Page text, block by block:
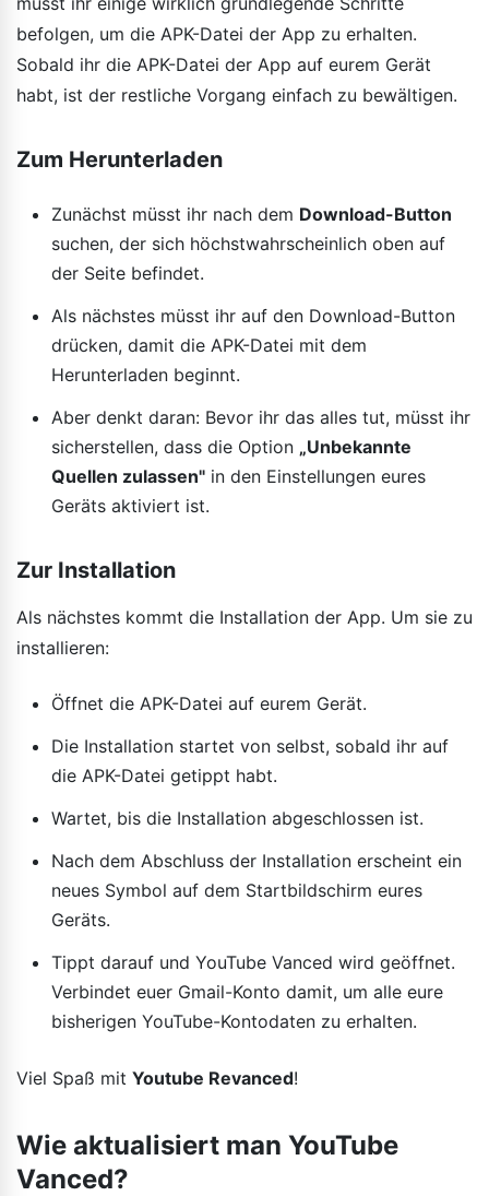
befolgen, um die APK-Datei der App zu erhalten.
Sobald ihr die APK-Datei der App auf eurem Gerät
habt, ist der restliche Vorgang einfach zu bewältigen.
Zum Herunterladen
Zunächst müsst ihr nach dem Download-Button
suchen, der sich höchstwahrscheinlich oben auf
der Seite befindet.
Als nächstes müsst ihr auf den Download-Button
drücken, damit die APK-Datei mit dem
Herunterladen beginnt.
Aber denkt daran: Bevor ihr das alles tut, müsst ihr
sicherstellen, dass die Option „Unbekannte
Quellen zulassen" in den Einstellungen eures
Geräts aktiviert ist.
Zur Installation
Als nächstes kommt die Installation der App. Um sie zu
installieren:
Öffnet die APK-Datei auf eurem Gerät.
Die Installation startet von selbst, sobald ihr auf
die APK-Datei getippt habt.
Wartet, bis die Installation abgeschlossen ist.
Nach dem Abschluss der Installation erscheint ein
neues Symbol auf dem Startbildschirm eures
Geräts.
Tippt darauf und YouTube Vanced wird geöffnet.
Verbindet euer Gmail-Konto damit, um alle eure
bisherigen YouTube-Kontodaten zu erhalten.
Viel Spaß mit Youtube Revanced!
Wie aktualisiert man YouTube
Vanced?